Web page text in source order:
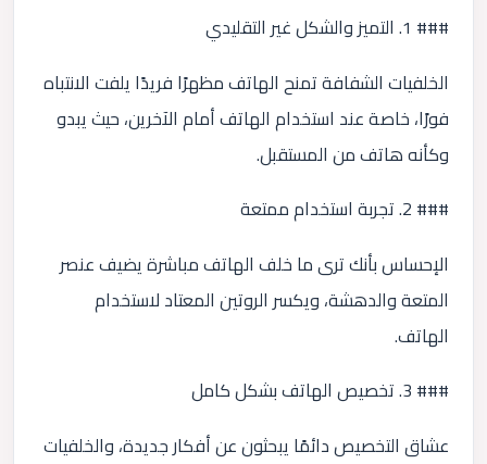
### 1. التميز والشكل غير التقليدي
الخلفيات الشفافة تمنح الهاتف مظهرًا فريدًا يلفت الانتباه
فورًا، خاصة عند استخدام الهاتف أمام الآخرين، حيث يبدو
وكأنه هاتف من المستقبل.
### 2. تجربة استخدام ممتعة
الإحساس بأنك ترى ما خلف الهاتف مباشرة يضيف عنصر
المتعة والدهشة، ويكسر الروتين المعتاد لاستخدام
الهاتف.
### 3. تخصيص الهاتف بشكل كامل
عشاق التخصيص دائمًا يبحثون عن أفكار جديدة، والخلفيات